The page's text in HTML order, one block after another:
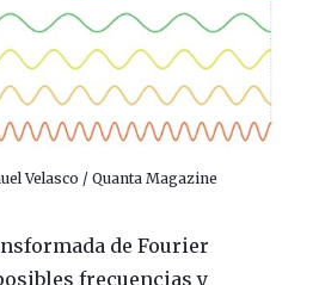
Velasco / Quanta Magazine
de Fourier
frecuencias y